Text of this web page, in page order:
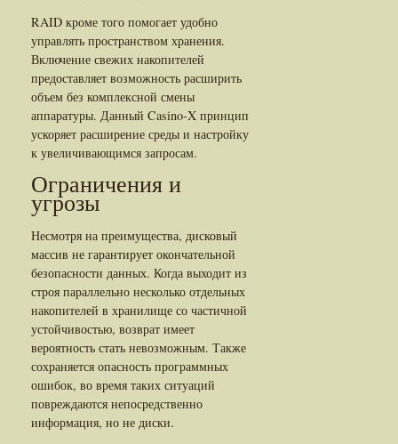
RAID кроме того помогает удобно
управлять пространством хранения.
Включение свежих накопителей
предоставляет возможность расширить
объем без комплексной смены
аппаратуры. Данный Casino-X принцип
ускоряет расширение среды и настройку
к увеличивающимся запросам.
Ограничения и
угрозы
Несмотря на преимущества, дисковый
массив не гарантирует окончательной
безопасности данных. Когда выходит из
строя параллельно несколько отдельных
накопителей в хранилище со частичной
устойчивостью, возврат имеет
вероятность стать невозможным. Также
сохраняется опасность программных
ошибок, во время таких ситуаций
повреждаются непосредственно
информация, но не диски.